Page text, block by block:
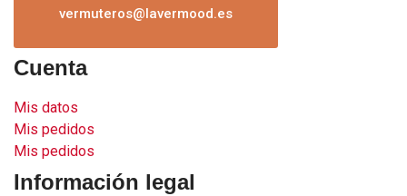
vermuteros@lavermood.es
Cuenta
Mis datos
Mis pedidos
Mis pedidos
Información legal